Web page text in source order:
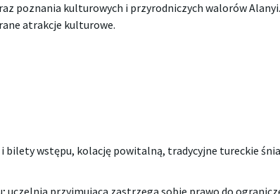
poznania kulturowych i przyrodniczych walorów
atrakcje kulturowe.
bilety wstępu, kolację powitalną, tradycyjne tureckie
uczelnia przyjmująca zastrzega sobie prawo do